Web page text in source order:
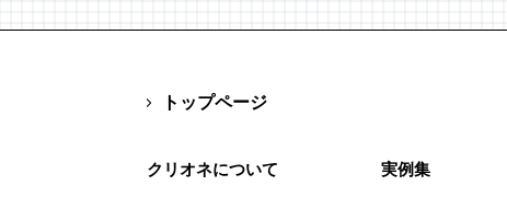
トップページ
クリオネについて 実例集